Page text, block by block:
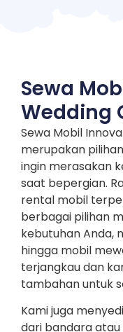
Sewa
Wedding
Sewa Mobil
merupakan
ingin merasakan
saat bepergian.
rental mobil
berbagai pilihan
kebutuhan Anda,
hingga mobil
terjangkau dan
tambahan untuk
Kami juga
dari bandara